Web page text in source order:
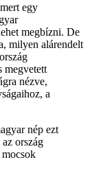
egy
megbízni. De
milyen alárendelt
megvetett
nézve,
a
nép ezt
ország